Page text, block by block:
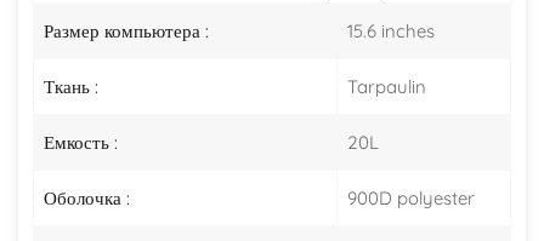
Размер компьютера :
15.6 inches
Ткань : Tarpaulin
Емкость : 20L
Оболочка : 900D polyester